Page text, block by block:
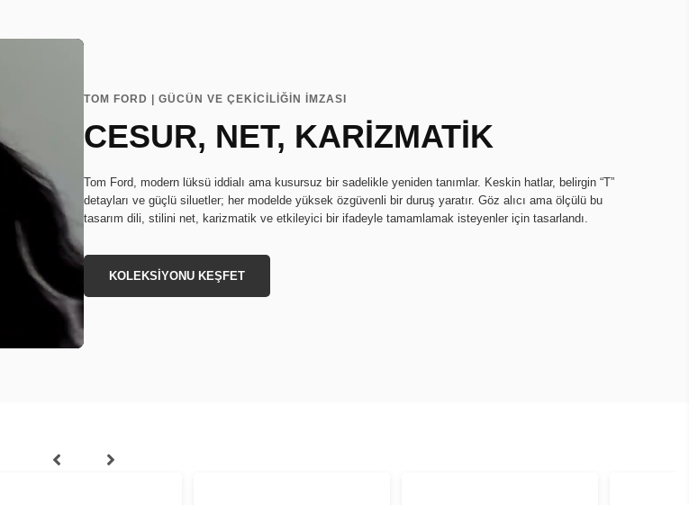
TOM FORD | GÜCÜN VE ÇEKİCİLİĞİN İMZASI
CESUR, NET, KARİZMATİK
Tom Ford, modern lüksü iddialı ama kusursuz bir sadelikle yeniden tanımlar. Keskin hatlar, belirgin “T”
detayları ve güçlü siluetler; her modelde yüksek özgüvenli bir duruş yaratır. Göz alıcı ama ölçülü bu
tasarım dili, stilini net, karizmatik ve etkileyici bir ifadeyle tamamlamak isteyenler için tasarlandı.
KOLEKSİYONU KEŞFET